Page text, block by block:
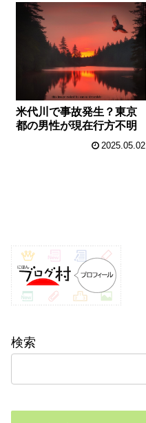
米代川で事故発生？東京
都の男性が現在行方不明
2025.05.02
検索